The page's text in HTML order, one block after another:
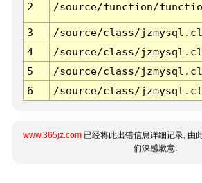
2 /source/function/
3 /source/class/
4
/source/class/
5
/source/class/
6
/source/class/
www.365jz.com 已经将此出错信息详细记录, 由
们深感歉意.